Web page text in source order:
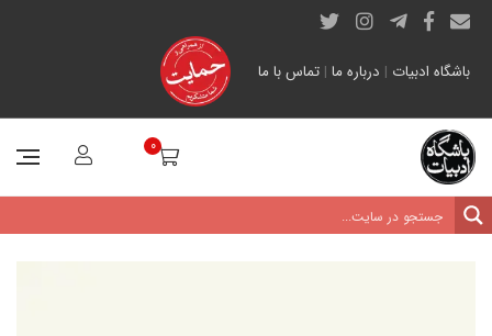
باشگاه ادبیات | درباره ما | تماس با ما
0